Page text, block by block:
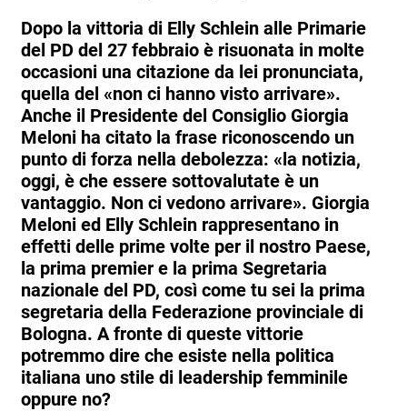
Dopo la vittoria di Elly Schlein alle Primarie
del PD del 27 febbraio è risuonata in molte
occasioni una citazione da lei pronunciata,
quella del «non ci hanno visto arrivare».
Anche il Presidente del Consiglio Giorgia
Meloni ha citato la frase riconoscendo un
punto di forza nella debolezza: «la notizia,
oggi, è che essere sottovalutate è un
vantaggio. Non ci vedono arrivare». Giorgia
Meloni ed Elly Schlein rappresentano in
effetti delle prime volte per il nostro Paese,
la prima premier e la prima Segretaria
nazionale del PD, così come tu sei la prima
segretaria della Federazione provinciale di
Bologna. A fronte di queste vittorie
potremmo dire che esiste nella politica
italiana uno stile di leadership femminile
oppure no?